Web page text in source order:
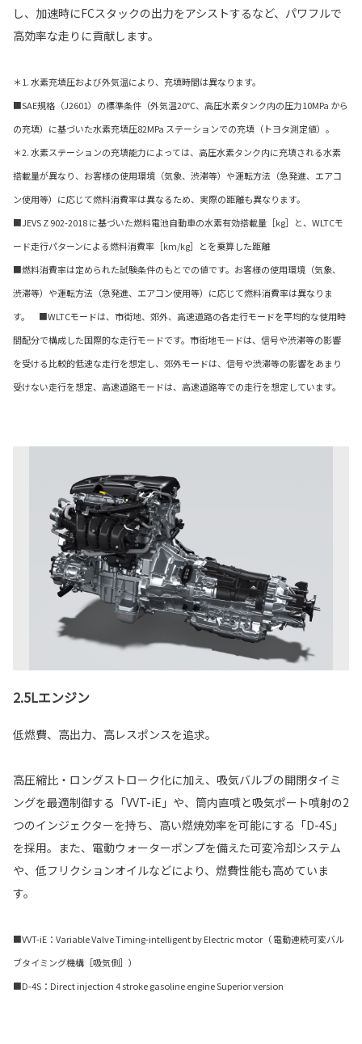
し、加速時にFCスタックの出力をアシストするなど、パワフルで
高効率な走りに貢献します。
＊1. 水素充填圧および外気温により、充填時間は異なります。
■SAE規格（J2601）の標準条件（外気温20℃、高圧水素タンク内の圧力10MPa から
の充填）に基づいた水素充填圧82MPa ステーションでの充填（トヨタ測定値）。
＊2. 水素ステーションの充填能力によっては、高圧水素タンク内に充填される水素
搭載量が異なり、お客様の使用環境（気象、渋滞等）や運転方法（急発進、エアコ
ン使用等）に応じて燃料消費率は異なるため、実際の距離も異なります。
■JEVS Z 902-2018 に基づいた燃料電池自動車の水素有効搭載量［kg］と、WLTCモ
ード走行パターンによる燃料消費率［km/kg］とを乗算した距離
■燃料消費率は定められた試験条件のもとでの値です。お客様の使用環境（気象、
渋滞等）や運転方法（急発進、エアコン使用等）に応じて燃料消費率は異なりま
す。 ■WLTCモードは、市街地、郊外、高速道路の各走行モードを平均的な使用時
間配分で構成した国際的な走行モードです。市街地モードは、信号や渋滞等の影響
を受ける比較的低速な走行を想定し、郊外モードは、信号や渋滞等の影響をあまり
受けない走行を想定、高速道路モードは、高速道路等での走行を想定しています。
2.5Lエンジン
低燃費、高出力、高レスポンスを追求。
高圧縮比・ロングストローク化に加え、吸気バルブの開閉タイミ
ングを最適制御する「VVT-iE」や、筒内直噴と吸気ポート噴射の2
つのインジェクターを持ち、高い燃焼効率を可能にする「D-4S」
を採用。また、電動ウォーターポンプを備えた可変冷却システム
や、低フリクションオイルなどにより、燃費性能も高めていま
す。
■VVT-iE：Variable Valve Timing-intelligent by Electric motor（ 電動連続可変バル
ブタイミング機構［吸気側］）
■D-4S：Direct injection 4 stroke gasoline engine Superior version